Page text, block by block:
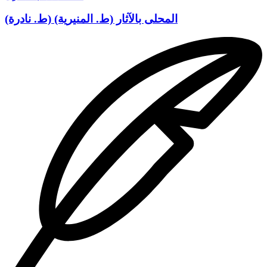
نعرف ما حرم الله علينا . وما أحله لنا . وما أوجبه علينا إلا بورود
النص بذلك ، وما تعلم للشافعي في المنع من بيع الموصوفات سلفا ،
فان قيل : فاين قول الحكم. وحماد الذى رويتموه آنفا ؟ قلنا : إنهما لم
يمنعا من بيع الغائب إنما منعا من بيع مالم يره المشترى يوم الشراء
وقد يراه في أول النهار ويغيب بعد ذلك فلم يشترطا حضوره فى حين
عقد البيع ولا يحل أن يقول أحد مالم يقل بالظن الكاذب وبالله
التوفيق قال على : فسقطت هذه الأقوال كلها وبقى قول من أوجب
خيار الرؤية جملة على ما روينا عن ابراهيم. والحسن . والشعبي .
ومكحول . وأحدق ولى الشافعي فوجدناهم يذكرون أثر ارويناه من
طريق وكيع عن الحسن بن حى عن الحسن البصرى, أن رسول الله
على الله قال : من اشترى بيعا فهو بالخيار حتى ينظر اليه . . قال أبو
محمد : وهذا مرسل ولا حجة فى مرسل ، ثم لوصح لما كان لهم فيه
حجة لانه ليس فيه أن له الخيار اذا وجده (۱) كما وصف له وظاهره
قطع الخيار بالنظر فهو مخالف لقول أبي حنيفة جملة وبالله تعالى
التوفيق، وهذا مما تركه المالكيون وهم يقولون بالمرسل لانهم لا
يجعلون له خيارا قبل أن يراه أصلا . وذكر وامار وينا (۲) من طريق
سعيد بن منصور عن اسماعيل بن عياش عن أبى بكر بن عبد الله بن
أبى مريم عن مكحول ، أن رسول الله قال : من اشترى شيئا لم يره
فهو بالخيار اذار آه ان شاء أخذه وان شاءرده» (۳) واسماعيل ضعيف
. وأبو بكر ابن مريم مذكور بالكذب ، ومرسل مع ذلك ، ثم لو * D *
صح لم يكن لهم فيه حجة لانه يحتمل أن يريد له رده ان وجده بخلاف
ما وصف له : ١٤١٢ ممالة فان وجد مشترى السلعة الغائبة ما
المحلى بالآثار (ط. المنيرية) (ط. نادرة)